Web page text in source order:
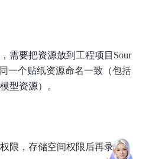
需要把资源放到工程项目Sour
一个贴纸资源命名一致（包括
型资源）。
限，存储空间权限后再录制。